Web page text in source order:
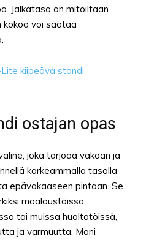
Jalkataso on mitoiltaan
kokoa voi säätää
kiipeävä standi
ostajan opas
joka tarjoaa vakaan ja
korkeammalla tasolla
epävakaaseen pintaan. Se
maalaustöissä,
tai muissa huoltotöissä,
ja varmuutta. Moni